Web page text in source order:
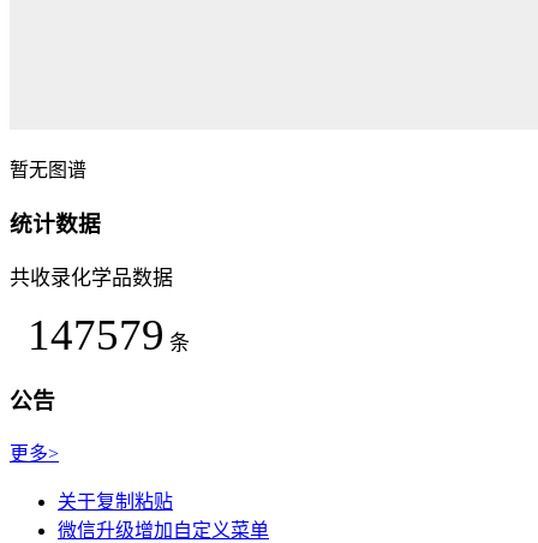
暂无图谱
统计数据
共收录化学品数据
147579 条
公告
更多>
关于复制粘贴
微信升级增加自定义菜单